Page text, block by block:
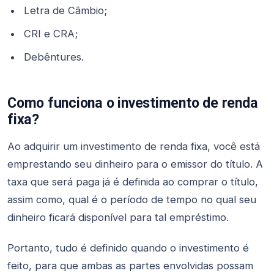
Letra de Câmbio;
CRI e CRA;
Debêntures.
Como funciona o investimento de renda
fixa?
Ao adquirir um investimento de renda fixa, você está
emprestando seu dinheiro para o emissor do título. A
taxa que será paga já é definida ao comprar o título,
assim como, qual é o período de tempo no qual seu
dinheiro ficará disponível para tal empréstimo.
Portanto, tudo é definido quando o investimento é
feito, para que ambas as partes envolvidas possam